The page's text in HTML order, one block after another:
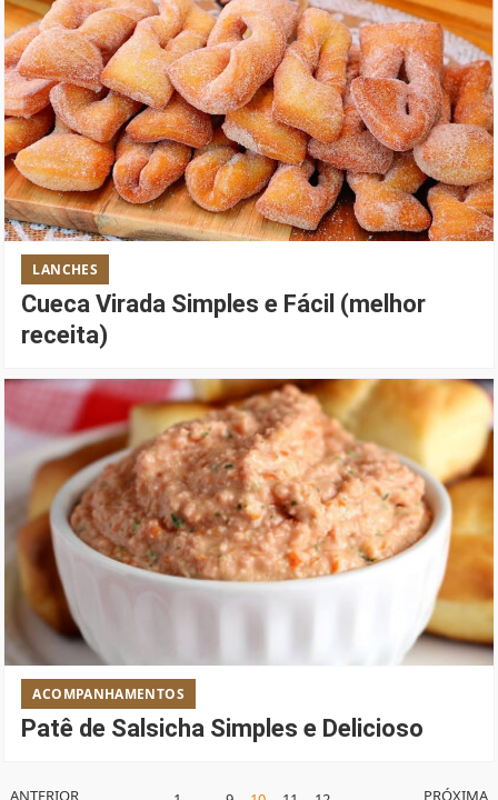
LANCHES
Cueca Virada Simples e Fácil (melhor
receita)
ACOMPANHAMENTOS
Patê de Salsicha Simples e Delicioso
ANTERIOR PRÓXIMA